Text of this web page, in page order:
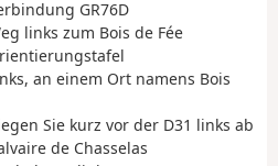
GR76D
links zum Bois de Fée
an einem Ort namens Bois
Sie kurz vor der D31 links ab
de Chasselas